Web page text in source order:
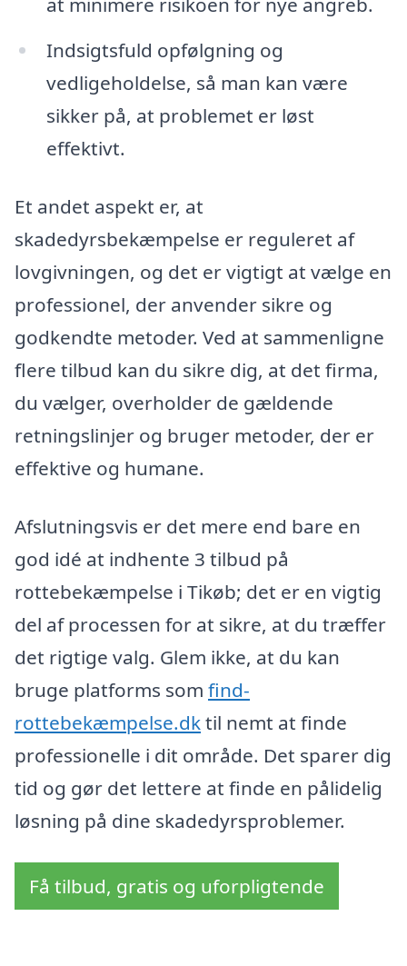
Indsigtsfuld opfølgning og
vedligeholdelse, så man kan være
sikker på, at problemet er løst
effektivt.
Et andet aspekt er, at
skadedyrsbekæmpelse er reguleret af
lovgivningen, og det er vigtigt at vælge en
professionel, der anvender sikre og
godkendte metoder. Ved at sammenligne
flere tilbud kan du sikre dig, at det firma,
du vælger, overholder de gældende
retningslinjer og bruger metoder, der er
effektive og humane.
Afslutningsvis er det mere end bare en
god idé at indhente 3 tilbud på
rottebekæmpelse i Tikøb; det er en vigtig
del af processen for at sikre, at du træffer
det rigtige valg. Glem ikke, at du kan
bruge platforms som find-
rottebekæmpelse.dktil nemt at finde
professionelle i dit område. Det sparer dig
tid og gør det lettere at finde en pålidelig
løsning på dine skadedyrsproblemer.
Få tilbud, gratis og uforpligtende